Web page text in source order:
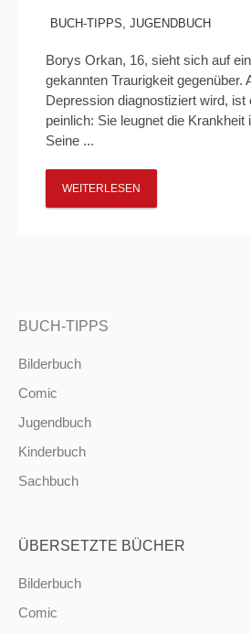
BUCH-TIPPS, JUGENDBUCH
Borys Orkan, 16, sieht sich auf
gekannten Traurigkeit gegenüber.
Depression diagnostiziert wird, ist
peinlich: Sie leugnet die Krankheit
Seine ...
WEITERLESEN
BUCH-TIPPS
Bilderbuch
Comic
Jugendbuch
Kinderbuch
Sachbuch
ÜBERSETZTE BÜCHER
Bilderbuch
Comic